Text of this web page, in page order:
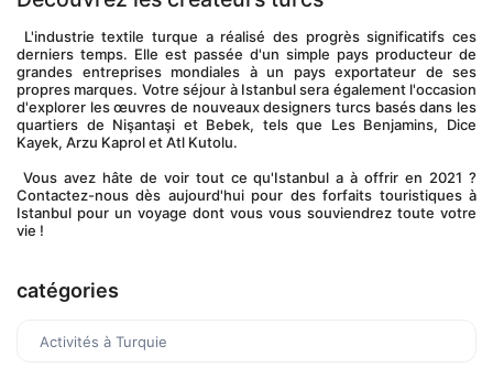
derniers temps. Elle est passée d'un simple pays producteur de
grandes entreprises mondiales à un pays exportateur de ses
propres marques. Votre séjour à Istanbul sera également l'occasion
d'explorer les œuvres de nouveaux designers turcs basés dans les
quartiers de Nişantaşi et Bebek, tels que Les Benjamins, Dice
Kayek, Arzu Kaprol et Atl Kutolu.
Contactez-nous dès aujourd'hui pour des forfaits touristiques à
Istanbul pour un voyage dont vous vous souviendrez toute votre
vie !
catégories
Activités à Turquie